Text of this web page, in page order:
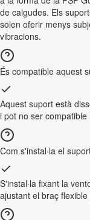
de caigudes. Els
solen oferir menys
vibracions.
És compatible aquest
Aquest suport està
i pot no ser compatible
Com s'instal·la el
S'instal·la fixant la
ajustant el braç